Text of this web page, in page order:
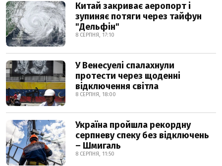
Китай закриває аеропорт і
зупиняє потяги через тайфун
"Дельфін"
8 СЕРПНЯ, 17:10
У Венесуелі спалахнули
протести через щоденні
відключення світла
8 СЕРПНЯ, 18:00
Україна пройшла рекордну
серпневу спеку без відключень
– Шмигаль
8 СЕРПНЯ, 11:50